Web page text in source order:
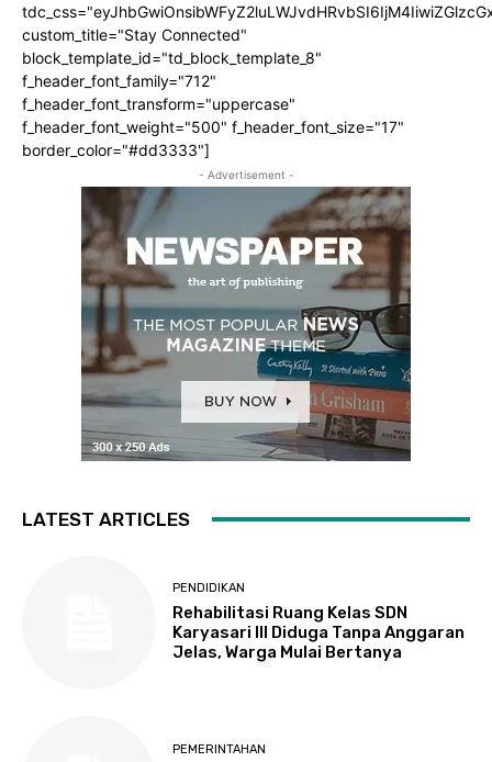
custom_title="Stay Connected"
block_template_id="td_block_template_8"
f_header_font_family="712"
f_header_font_transform="uppercase"
f_header_font_weight="500" f_header_font_size="17"
border_color="#dd3333"]
- Advertisement -
LATEST ARTICLES
PENDIDIKAN
Rehabilitasi Ruang Kelas SDN
Karyasari III Diduga Tanpa Anggaran
Jelas, Warga Mulai Bertanya
PEMERINTAHAN